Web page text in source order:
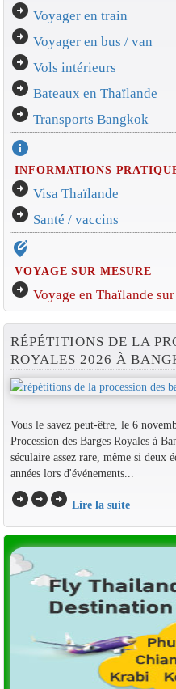
arrow_circle_right Voyager en train
arrow_circle_right Voyager en bus / van
arrow_circle_right Vols intérieurs
arrow_circle_right Bateaux en Thaïlande
arrow_circle_right Transports Bangkok
info
INFORMATIONS
arrow_circle_right Visa Thaïlande
arrow_circle_right Santé / vaccins
edit_location_alt
VOYAGE SUR MESURE
arrow_circle_right Voyage en Thaïlande
RÉPÉTITIONS DE LA
ROYALES 2026 À
Vous le savez peut-être, le 6
Procession des Barges Royales à
séculaire assez rare, même si deux
années lors d'événements...
arrow_circle_rightarrow_circle_rightarrow_circle_right Lire la suite